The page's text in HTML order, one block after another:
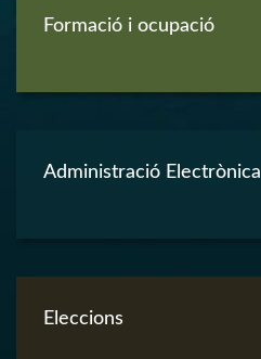
Formació i ocupació
Administració Electrònica
Eleccions